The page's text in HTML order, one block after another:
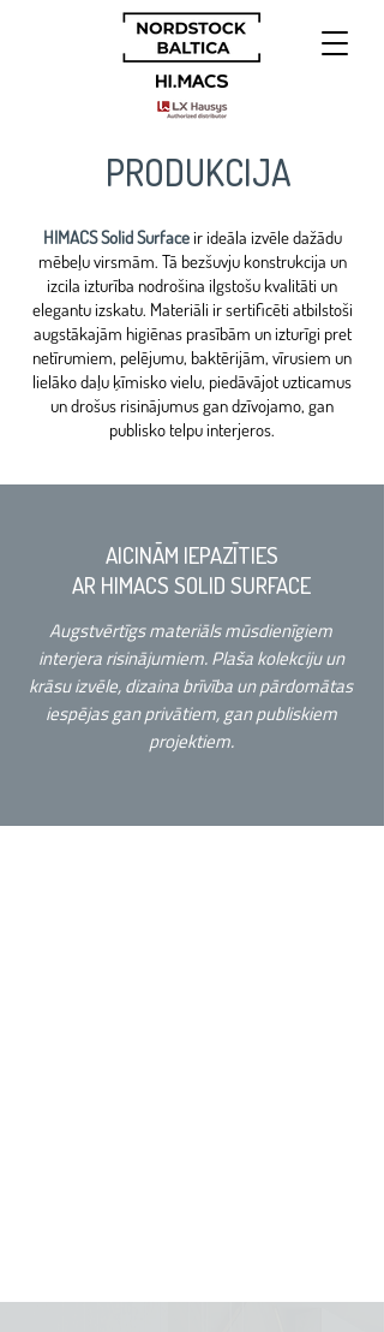
PRODUKCIJA
HIMACSSolid Surfaceir ideāla izvēle dažādu
mēbeļu virsmām. Tā bezšuvju konstrukcija un
izcila izturība nodrošina ilgstošu kvalitāti un
elegantu izskatu. Materiāli ir sertificēti atbilstoši
augstākajām higiēnas prasībām un izturīgi pret
netīrumiem, pelējumu, baktērijām, vīrusiem un
lielāko daļu ķīmisko vielu, piedāvājot uzticamus
un drošus risinājumus gan dzīvojamo, gan
publisko telpu interjeros.
AICINĀM IEPAZĪTIES
AR HIMACS SOLID SURFACE
Augstvērtīgs materiāls mūsdienīgiem
interjera risinājumiem. Plaša kolekciju un
krāsu izvēle, dizaina brīvība un pārdomātas
iespējas gan privātiem, gan publiskiem
projektiem.